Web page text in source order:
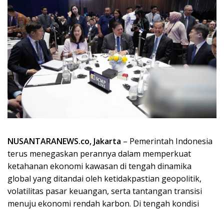
NUSANTARANEWS.co, Jakarta – Pemerintah Indonesia
terus menegaskan perannya dalam memperkuat
ketahanan ekonomi kawasan di tengah dinamika
global yang ditandai oleh ketidakpastian geopolitik,
volatilitas pasar keuangan, serta tantangan transisi
menuju ekonomi rendah karbon. Di tengah kondisi